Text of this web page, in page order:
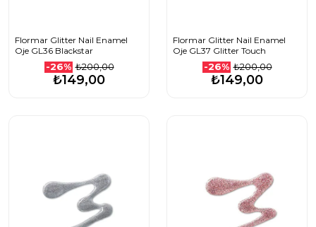
Flormar Glitter Nail Enamel
Oje GL36 Blackstar
-26% ₺200,00
₺149,00
Flormar Glitter Nail Enamel
Oje GL37 Glitter Touch
-26% ₺200,00
₺149,00